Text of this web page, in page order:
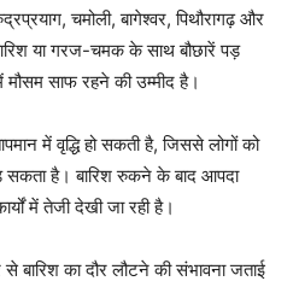
चमोली, बागेश्वर, पिथौरागढ़ और
या गरज-चमक के साथ बौछारें पड़
मौसम साफ रहने की उम्मीद है।
में वृद्धि हो सकती है, जिससे लोगों को
सकता है। बारिश रुकने के बाद आपदा
में तेजी देखी जा रही है।
बारिश का दौर लौटने की संभावना जताई